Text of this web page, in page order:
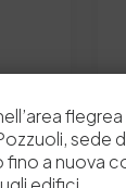
0 flegrea
sede
fino a nuova